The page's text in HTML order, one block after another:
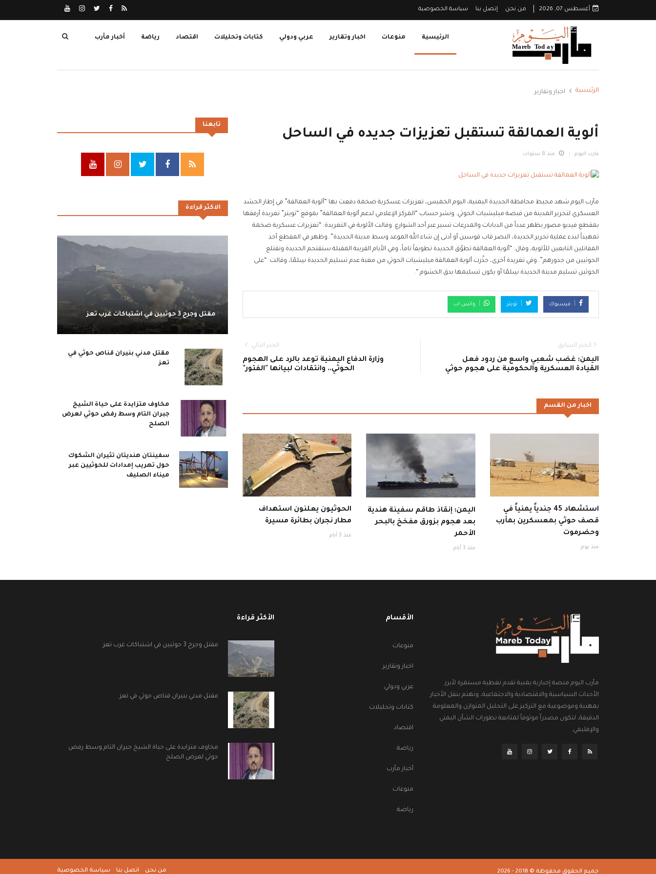
أغسطس 07, 2026 من نحن إتصل بنا سياسة الخصوصية
الرئيسية منوعات اخبار وتقارير عربي ودولي كتابات وتحليلات اقتصاد رياضة أخبار مأرب
الرئيسية اخبار وتقارير
ألوية العمالقة تستقبل تعزيزات جديده في الساحل
مارب اليوم منذ 8 سنوات
مأرب اليوم شهد محيط محافظة الحديدة اليمنية، اليوم الخميس، تعزيزات عسكرية ضخمة دفعت بها “ألوية العمالقة” في إطار الحشد
العسكري لتحرير المدينة من قبضة ميليشيات الحوثي. ونشر حساب “المركز الإعلامي لدعم ألوية العمالقة” بموقع “تويتر” تغريدة أرفقها
بمقطع فيديو مصور يظهر عدداً من الدبابات والمدرعات تسير عبر أحد الشوارع. وقالت الألوية في التغريدة: “تعزيزات عسكرية ضخمة
تمهيداً لبدء عملية تحرير الحديدة، النصر قاب قوسين أو أدنى إن شاء الله الموعد وسط مدينة الحديدة”. وظهر في المقطع أحد
المقاتلين التابعين للألوية، وقال: “ألوية العمالقة تطوّق الحديدة تطويقاً تاماً، وفي الأيام القريبة المقبلة سنقتحم الحديدة ونقتلع
الحوثيين من جذورهم”. وفي تغريدة أخرى، حذّرت ألوية العمالقة ميليشيات الحوثي من مغبة عدم تسليم الحديدة سِلمًا، وقالت: “على
الحوثين تسليم مدينة الحديدة سِلمًا أو يكون تسليمها بدق الخشوم “.
فيسبوك تويتر واتس اب
الخبر السابق
اليمن: غضب شعبي واسع من ردود فعل
القيادة العسكرية والحكومية على هجوم حوثي
الخبر التالي
وزارة الدفاع اليمنية توعد بالرد على الهجوم
الحوثي.. وانتقادات لبيانها "الفتور"
اخبار من القسم
استشهاد 45 جندياً يمنياً في
قصف حوثي بمعسكرين بمأرب
وحضرموت
منذ يوم
اليمن: إنقاذ طاقم سفينة هندية
بعد هجوم بزورق مفخخ بالبحر
الأحمر
منذ 3 أيام
الحوثيون يعلنون استهداف
مطار نجران بطائرة مسيرة
منذ 3 أيام
تابعنا
الاكثر قراءة
مقتل وجرح 3 حوثيين في اشتباكات غرب تعز
مقتل مدني بنيران قناص حوثي في
تعز
مخاوف متزايدة على حياة الشيخ
جبران التام وسط رفض حوثي لعرض
الصلح
سفينتان هنديتان تثيران الشكوك
حول تهريب إمدادات للحوثيين عبر
ميناء الصليف
مأرب اليوم منصة إخبارية يمنية تقدم تغطية مستمرة لأبرز
الأحداث السياسية والاقتصادية والاجتماعية، وتهتم بنقل الأخبار
بمهنية وموضوعية مع التركيز على التحليل المتوازن والمعلومة
الدقيقة، لتكون مصدراً موثوقاً لمتابعة تطورات الشأن اليمني
والإقليمي.
الأقسام
منوعات
اخبار وتقارير
عربي ودولي
كتابات وتحليلات
اقتصاد
رياضة
أخبار مأرب
منوعات
رياضة
الأكثر قراءة
مقتل وجرح 3 حوثيين في اشتباكات غرب تعز
مقتل مدني بنيران قناص حوثي في تعز
مخاوف متزايدة على حياة الشيخ جبران التام وسط رفض
حوثي لعرض الصلح
جميع الحقوق محفوظة © 2018 - 2026 من نحن اتصل بنا سياسة الخصوصية